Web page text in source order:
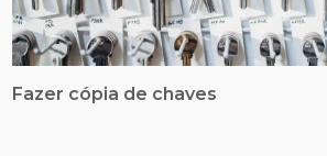
Fazer cópia de chaves